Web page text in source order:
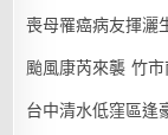
喪母罹癌病友揮灑
颱風康芮來襲 竹
台中清水低窪區逢